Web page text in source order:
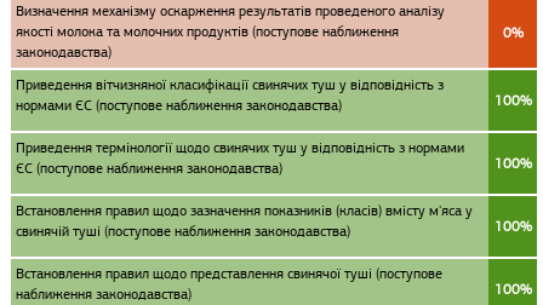
Визначення механізму оскарження результатів проведеного аналізу
якості молока та молочних продуктів (поступове наближення
законодавства)
0%
Приведення вітчизняної класифікації свинячих туш у відповідність з
нормами ЄС (поступове наближення законодавства)
100%
Приведення термінології щодо свинячих туш у відповідність з нормами
ЄС (поступове наближення законодавства)
100%
Встановлення правил щодо зазначення показників (класів) вмісту м'яса у
свинячій туші (поступове наближення законодавства)
100%
Встановлення правил щодо представлення свинячої туші (поступове
наближення законодавства)
100%